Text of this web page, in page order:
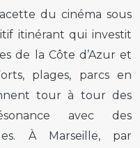
du cinéma sous
itinérant qui investit
de la Côte d’Azur et
plages, parcs en
tour à tour des
avec des
À Marseille, par